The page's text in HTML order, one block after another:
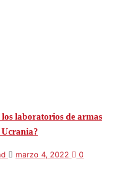
laboratorios de armas
marzo 4, 2022 0